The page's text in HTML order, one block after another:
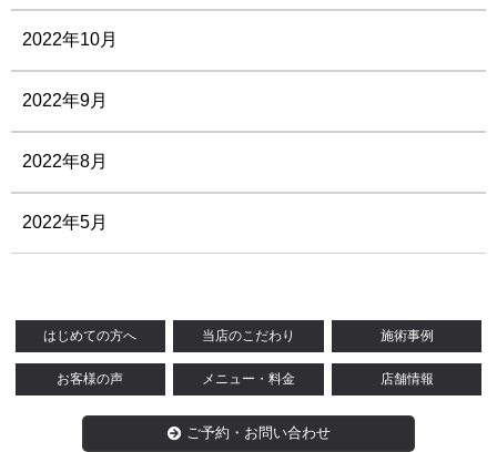
2022年10月
2022年9月
2022年8月
2022年5月
はじめての方へ 当店のこだわり 施術事例
お客様の声 メニュー・料金 店舗情報
ご予約・お問い合わせ